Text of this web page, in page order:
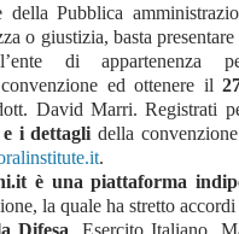
della Pubblica
o giustizia, basta presentare
di appartenenza
ed ottenere il
David Marri. Registrati
i dettagli della
.
è una piattaforma
la quale ha stretto
Difesa, Esercito Italiano,